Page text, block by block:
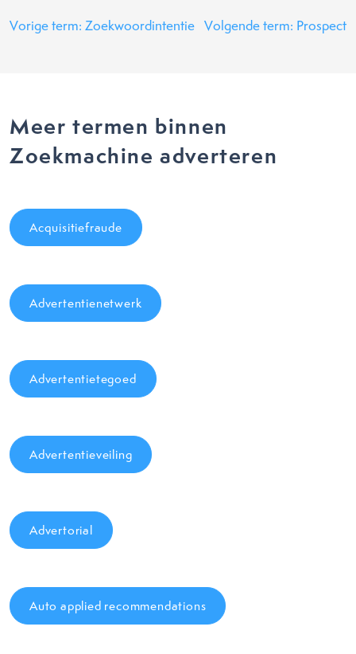
Vorige term: Zoekwoordintentie Volgende term: Prospect
Meer termen binnen
Zoekmachine adverteren
Acquisitiefraude
Advertentienetwerk
Advertentietegoed
Advertentieveiling
Advertorial
Auto applied recommendations